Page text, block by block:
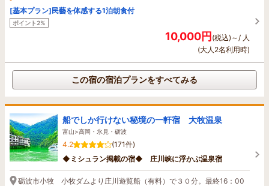
[基本プラン]民藝を体感する1泊朝食付
ポイント2%
10,000円(税込)～/ 人
(大人2名利用時)
この宿の宿泊プランをすべてみる
船でしか行けない秘境の一軒宿 大牧温泉
富山>高岡・氷見・砺波
4.2
(171件)
◆ミシュラン掲載の宿◆ 庄川峡に浮かぶ温泉宿
砺波市小牧 小牧ダムより庄川遊覧船（有料）で３０分。最終16：00